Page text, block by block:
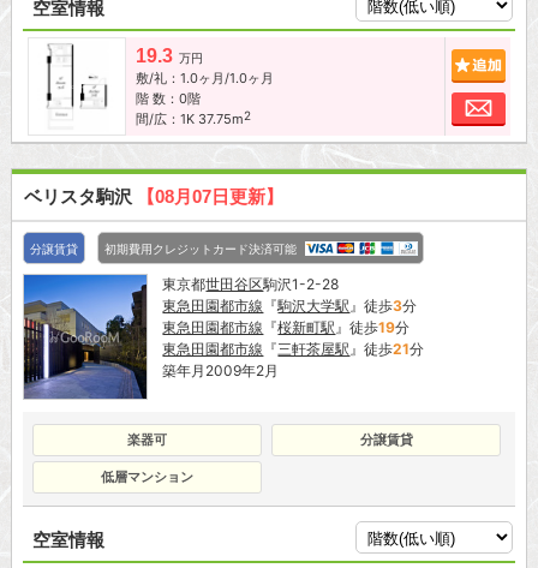
空室情報
19.3 万円
敷/礼：1.0ヶ月/1.0ヶ月
階 数：0階
間/広：1K 37.75m2
お
ベリスタ駒沢 【08月07日更新】
分譲賃貸 初期費用クレジットカード決済可能
東京都世田谷区駒沢1-2-28
東急田園都市線 『駒沢大学駅』徒歩3分
東急田園都市線 『桜新町駅』徒歩19分
東急田園都市線 『三軒茶屋駅』徒歩21分
築年月2009年2月
楽器可 分譲賃貸
低層マンション
空室情報